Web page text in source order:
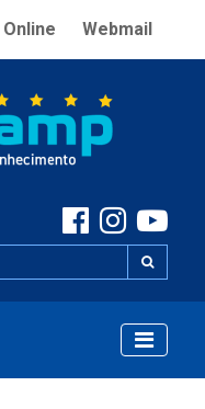
Webmail